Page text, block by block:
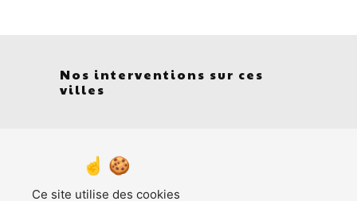
Nos interventions sur ces
villes
Ce site utilise des cookies